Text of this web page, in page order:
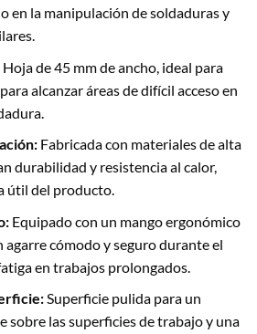
en la manipulación de soldaduras y
Hoja de 45 mm de ancho, ideal para
alcanzar áreas de difícil acceso en
Fabricada con materiales de alta
durabilidad y resistencia al calor,
útil del producto.
Equipado con un mango ergonómico
cómodo y seguro durante el
en trabajos prolongados.
Superficie pulida para un
sobre las superficies de trabajo y una